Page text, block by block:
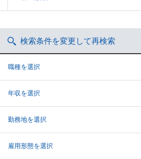
検索条件を変更して再検索
職種を選択
年収を選択
勤務地を選択
雇用形態を選択